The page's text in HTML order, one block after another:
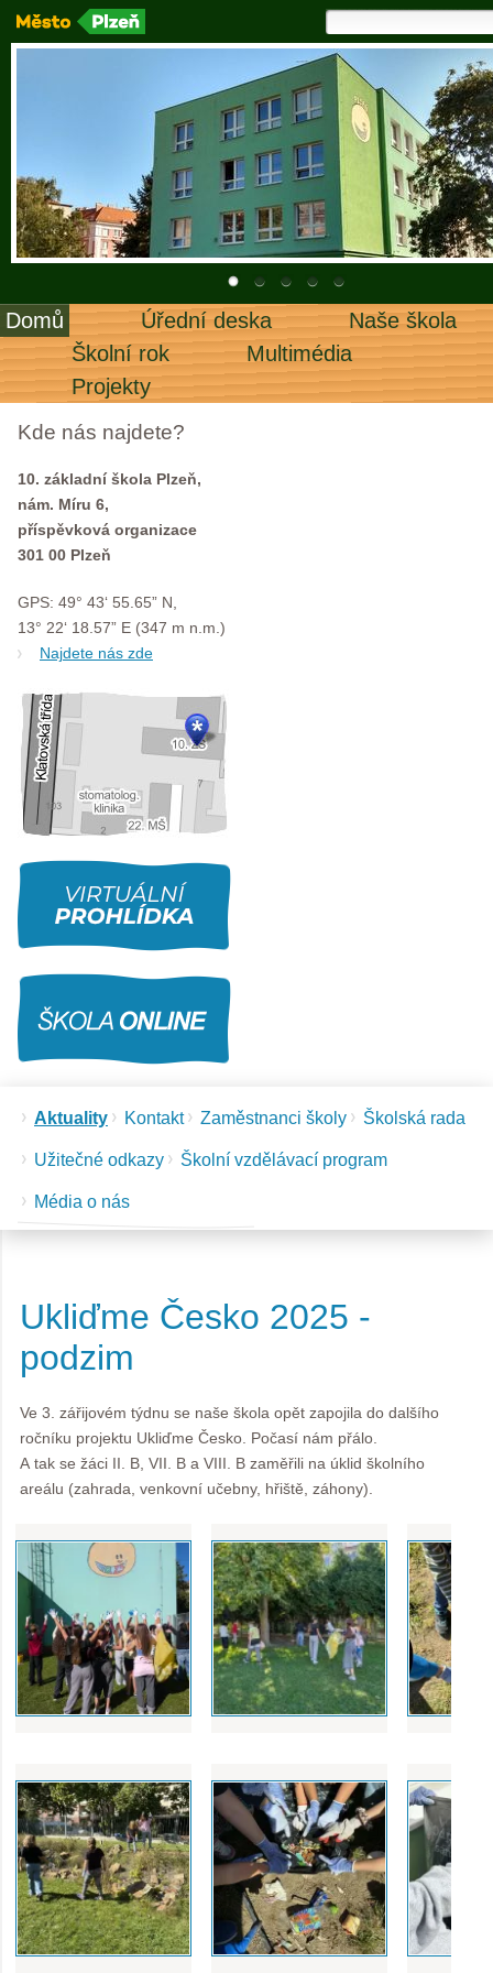
Domů Úřední deska
Naše škola
Školní rok
Multimédia
Projekty
Aktuality Kontakt Zaměstnanci školy Školská rada
Užitečné odkazy Školní vzdělávací program
Média o nás
Kde nás najdete?
10. základní škola Plzeň,
nám. Míru 6,
příspěvková organizace
301 00 Plzeň
GPS: 49° 43‘ 55.65” N,
13° 22‘ 18.57” E (347 m n.m.)
Najdete nás zde
Ukliďme Česko 2025 -
podzim
Ve 3. zářijovém týdnu se naše škola opět zapojila do dalšího
ročníku projektu Ukliďme Česko. Počasí nám přálo.
A tak se žáci II. B, VII. B a VIII. B zaměřili na úklid školního
areálu (zahrada, venkovní učebny, hřiště, záhony).